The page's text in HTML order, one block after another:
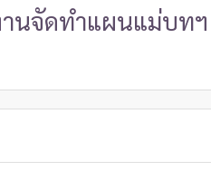
นจัดทำแผนแม่บท